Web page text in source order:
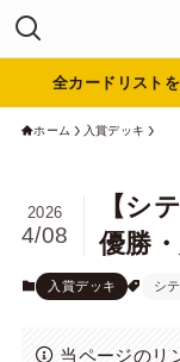
全カードリスト
ホーム 入賞デッキ
【シ
優勝
2026
4/08
入賞デッキ シ
当ページのリ